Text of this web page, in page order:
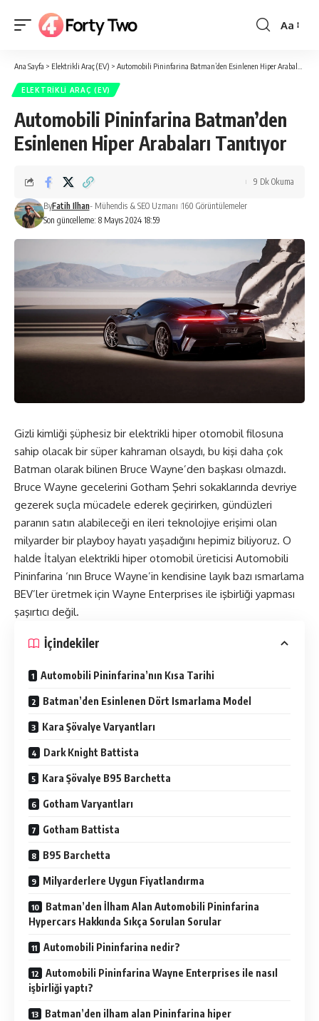
Yazı
Aa
Ana Sayfa > Elektrikli Araç (EV) > Automobili Pininfarina Batman’den Esinlenen Hiper Arabaları Tanıtıyor
ELEKTRIKLI ARAÇ (EV)
Automobili Pininfarina Batman’den
Esinlenen Hiper Arabaları Tanıtıyor
Son güncelleme: 8 Mayıs 2024 18:59
ByFatih Ilhan- Mühendis & SEO Uzmanı 160 Görüntülemeler
9 Dk Okuma
Gizli kimliği şüphesiz bir elektrikli hiper otomobil filosuna
sahip olacak bir süper kahraman olsaydı, bu kişi daha çok
Batman olarak bilinen Bruce Wayne’den başkası olmazdı.
Bruce Wayne gecelerini Gotham Şehri sokaklarında devriye
gezerek suçla mücadele ederek geçirirken, gündüzleri
paranın satın alabileceği en ileri teknolojiye erişimi olan
milyarder bir playboy hayatı yaşadığını hepimiz biliyoruz. O
halde İtalyan elektrikli hiper otomobil üreticisi Automobili
Pininfarina ‘nın Bruce Wayne’in kendisine layık bazı ısmarlama
BEV’ler üretmek için Wayne Enterprises ile işbirliği yapması
şaşırtıcı değil.
İçindekiler
Automobili Pininfarina’nın Kısa Tarihi
Batman’den Esinlenen Dört Ismarlama Model
Kara Şövalye Varyantları
Dark Knight Battista
Kara Şövalye B95 Barchetta
Gotham Varyantları
Gotham Battista
B95 Barchetta
Milyarderlere Uygun Fiyatlandırma
Batman’den İlham Alan Automobili Pininfarina
Hypercars Hakkında Sıkça Sorulan Sorular
Automobili Pininfarina nedir?
Automobili Pininfarina Wayne Enterprises ile nasıl
işbirliği yaptı?
Batman’den ilham alan Pininfarina hiper